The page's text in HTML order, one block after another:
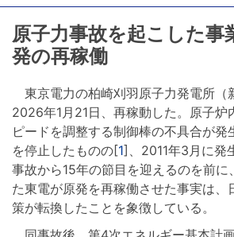
原子力事故を起こした事
発の再稼働
東京電力の柏崎刈羽原子力発電所（
2026年1月21日、再稼動した。原子炉
ピードを調整する制御棒の不具合が発
を停止したものの[1]、2011年3月に発
事故から15年の節目を迎えるのを前に
た東電が原発を再稼働させた事実は、
策が転換したことを象徴している。